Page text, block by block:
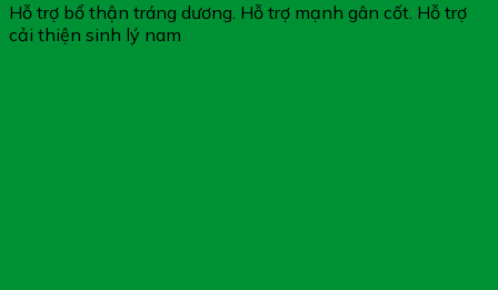
Hỗ trợ bổ thận tráng dương. Hỗ trợ mạnh gân cốt. Hỗ trợ
cải thiện sinh lý nam